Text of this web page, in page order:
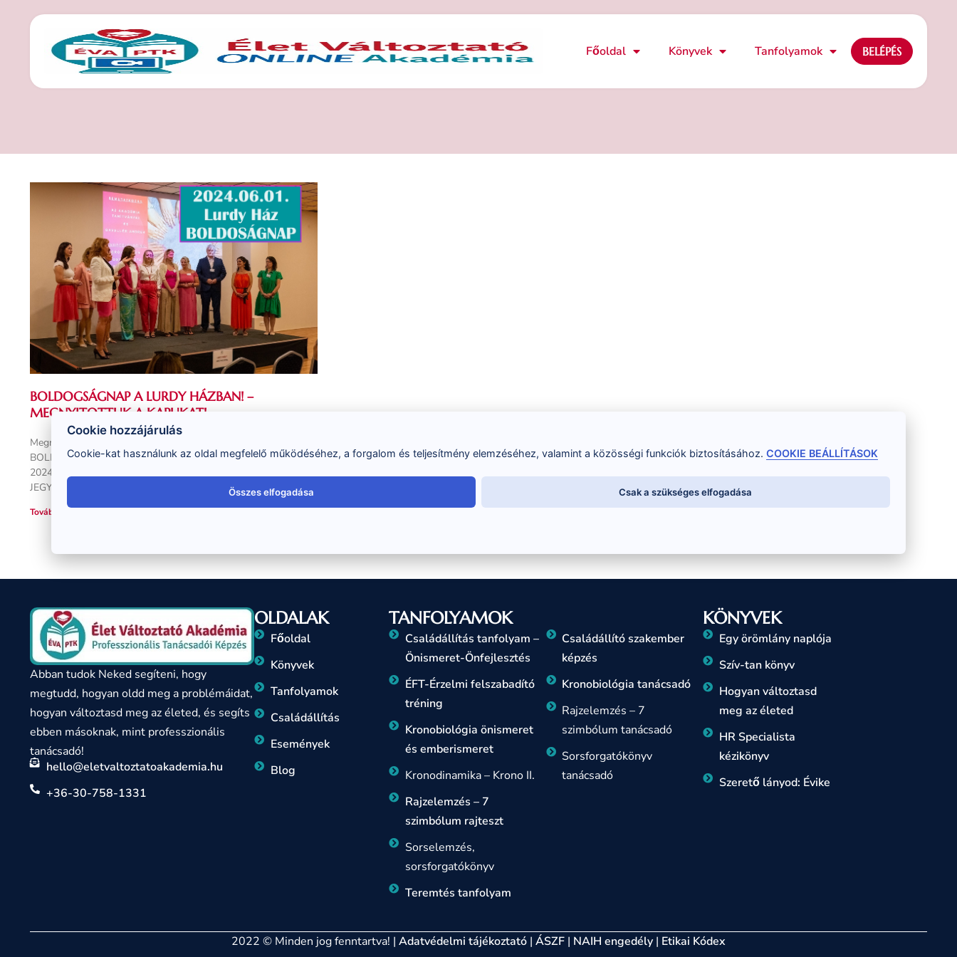
Főoldal Könyvek Tanfolyamok BELÉPÉS
CÍMKE: EGÉSZ NAP
BOLDOGSÁGNAP A LURDY HÁZBAN! –
MEGNYITOTTUK A KAPUKAT!
Megnyitottuk végre a kapukat, indulhat a jelentkezés…!
BOLDOGSÁGNAP ÉS CSALÁDÁLLÍTÁS a Lurdy Házban
2024.06.01-jén! ❤️ Legyél az elsők közt, SZEREZD MEG A
JEGYEDET – most még
Tovább olvasom »
Abban tudok Neked segíteni, hogy
megtudd, hogyan oldd meg a problémáidat,
hogyan változtasd meg az életed, és segíts
ebben másoknak, mint professzionális
tanácsadó!
hello@eletvaltoztatoakademia.hu
+36-30-758-1331
OLDALAK
Főoldal
Könyvek
Tanfolyamok
Családállítás
Események
Blog
TANFOLYAMOK
Családállítás tanfolyam –
Önismeret-Önfejlesztés
ÉFT-Érzelmi felszabadító
tréning
Kronobiológia önismeret
és emberismeret
Kronodinamika – Krono II.
Rajzelemzés – 7
szimbólum rajteszt
Sorselemzés,
sorsforgatókönyv
Teremtés tanfolyam
Családállító szakember
képzés
Kronobiológia tanácsadó
Rajzelemzés – 7
szimbólum tanácsadó
Sorsforgatókönyv
tanácsadó
KÖNYVEK
Egy örömlány naplója
Szív-tan könyv
Hogyan változtasd
meg az életed
HR Specialista
kézikönyv
Szerető lányod: Évike
2022 © Minden jog fenntartva! | Adatvédelmi tájékoztató | ÁSZF | NAIH engedély | Etikai Kódex
Cookie hozzájárulás
Cookie-kat használunk az oldal megfelelő működéséhez, a forgalom és teljesítmény elemzéséhez, valamint a közösségi funkciók biztosításához.COOKIE BEÁLLÍTÁSOK
Összes elfogadása Csak a szükséges elfogadása